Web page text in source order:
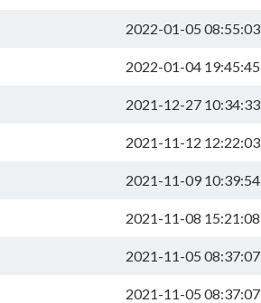
2022-01-05 08:55:03
2022-01-04 19:45:45
2021-12-27 10:34:33
2021-11-12 12:22:03
2021-11-09 10:39:54
2021-11-08 15:21:08
2021-11-05 08:37:07
2021-11-05 08:37:07